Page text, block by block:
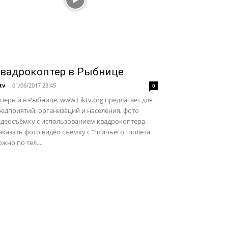
в Рыбнице
- 01/06/2017 23:45 0
и в Рыбнице. www.Liktv.org предлагает для
организаций и населения, фото
с использованием квадрокоптера.
фото видео съёмку с "птичьего" полета
по тел....